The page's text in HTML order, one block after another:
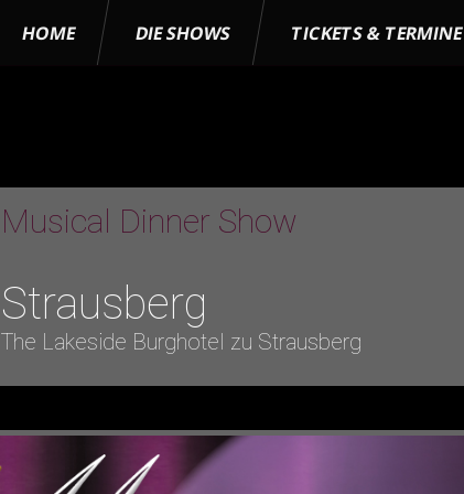
HOME DIE SHOWS TICKETS & TERMINE
Musical Dinner Show
Strausberg
The Lakeside Burghotel zu Strausberg